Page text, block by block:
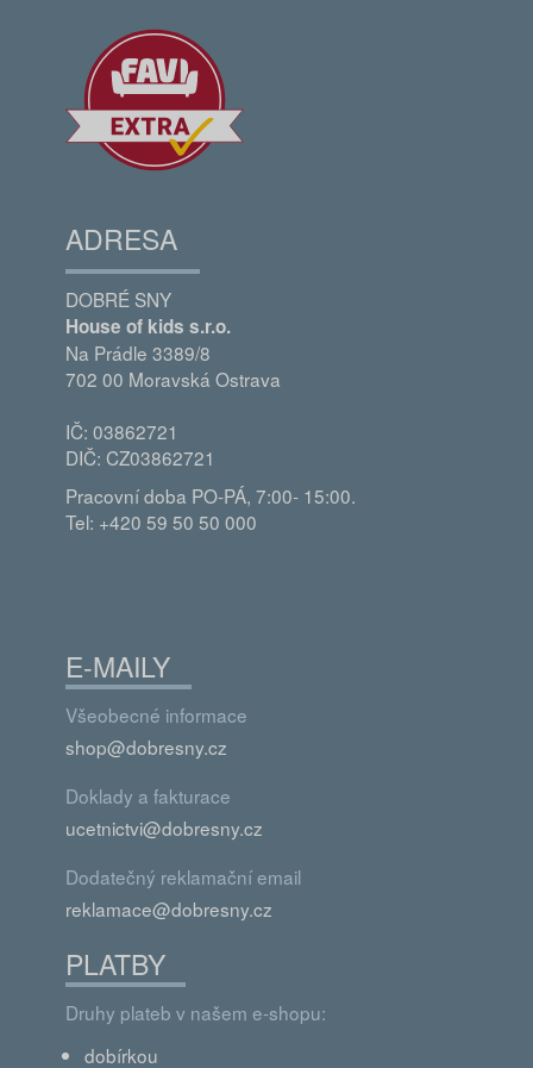
ADRESA
DOBRÉ SNY
House of kids s.r.o.
Na Prádle 3389/8
702 00 Moravská Ostrava
IČ: 03862721
DIČ: CZ03862721
Pracovní doba PO-PÁ, 7:00- 15:00.
Tel: +420 59 50 50 000
E-MAILY
Všeobecné informace
shop@dobresny.cz
Doklady a fakturace
ucetnictvi@dobresny.cz
Dodatečný reklamační email
reklamace@dobresny.cz
PLATBY
Druhy plateb v našem e-shopu:
dobírkou